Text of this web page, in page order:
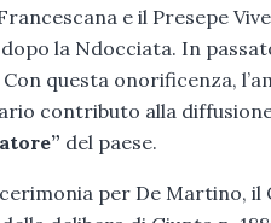
e il Presepe
la Ndocciata. In
Con questa onorificenza,
contributo alla
del paese.
per De Martino, il